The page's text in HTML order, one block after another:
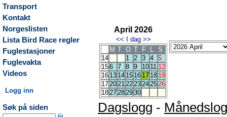
Transport
Kontakt
Norgeslisten
Lista Bird Race regler
Fuglestasjoner
Fuglevakta
Videos
Logg inn
Søk på siden
April 2026
<< I dag >>
M T O T F L
S
14
1 2 3 4 5
156 7 8 9 10 11 12
16 13 14 15 16 17 18 19
1720212223242526
1827282930
Dagslogg -